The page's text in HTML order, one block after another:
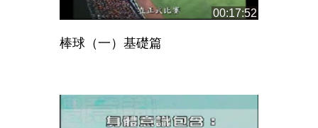
00:17:52
棒球（一）基礎篇